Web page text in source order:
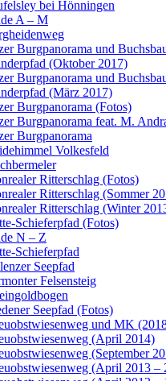
bei Hönningen
A – M
Burgpanorama und
(Oktober 2017)
Burgpanorama und
(März 2017)
Burgpanorama (Fotos)
Burgpanorama feat. M.
Burgpanorama
Volkesfeld
Ritterschlag (Fotos)
Ritterschlag (Sommer
Ritterschlag (Winter
Schieferpfad (Fotos)
N – Z
Schieferpfad
Seepfad
Felsensteig
Seepfad (Fotos)
und MK
(April 2014)
(September
(April 2013 –